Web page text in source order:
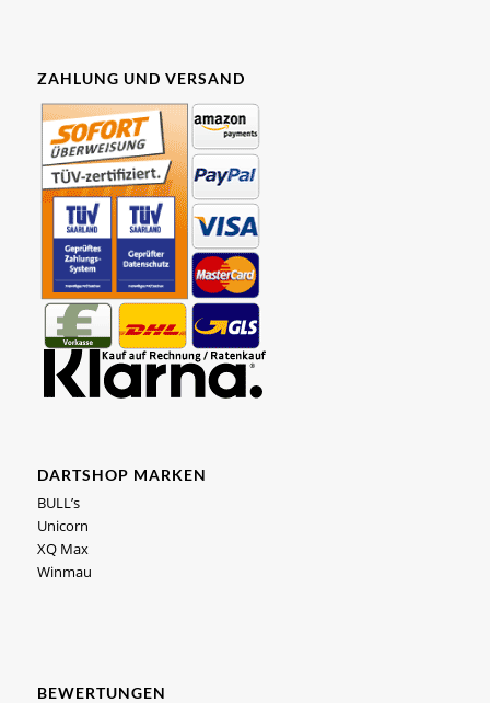
ZAHLUNG UND VERSAND
DARTSHOP MARKEN
BULL’s
Unicorn
XQ Max
Winmau
BEWERTUNGEN